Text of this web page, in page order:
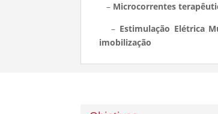
– Microcorrentes
– Estimulação Elétrica
imobilização